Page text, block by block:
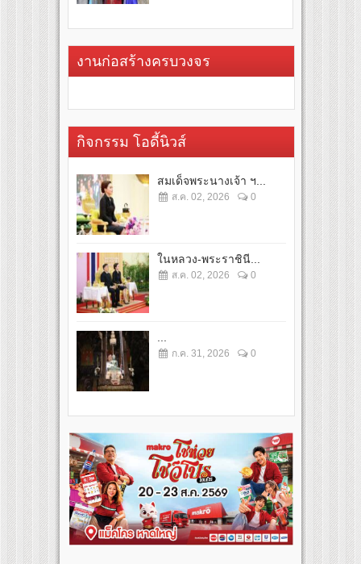
งานก่อสร้างครบวงจร
กิจกรรม โอดี้นิวส์
สมเด็จพระนางเจ้า ฯ...
ส.ค. 02, 2026 0
ในหลวง-พระราชินี...
ส.ค. 02, 2026 0
...
ก.ค. 31, 2026 0